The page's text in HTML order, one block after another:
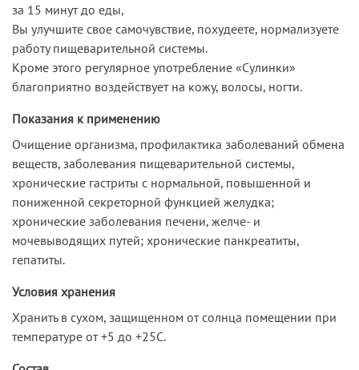
за 15 минут до еды,
Вы улучшите свое самочувствие, похудеете, нормализуете
работу пищеварительной системы.
Кроме этого регулярное употребление «Сулинки»
благоприятно воздействует на кожу, волосы, ногти.
Показания к применению
Очищение организма, профилактика заболеваний обмена
веществ, заболевания пищеварительной системы,
хронические гастриты с нормальной, повышенной и
пониженной секреторной функцией желудка;
хронические заболевания печени, желче- и
мочевыводящих путей; хронические панкреатиты,
гепатиты.
Условия хранения
Хранить в сухом, защищенном от солнца помещении при
температуре от +5 до +25С.